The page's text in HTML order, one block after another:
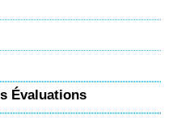
Évaluations